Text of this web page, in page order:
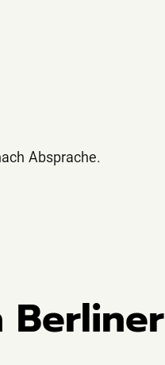
Absprache.
Berliner